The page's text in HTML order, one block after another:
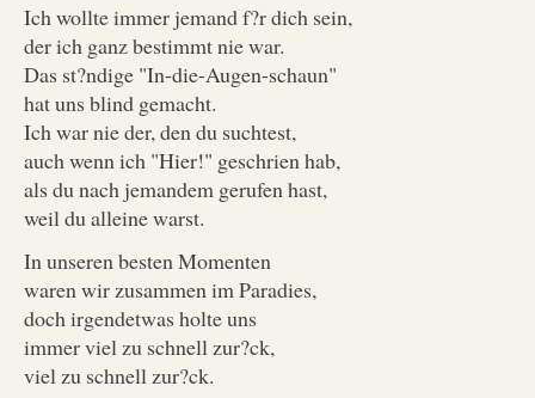
Ich wollte immer jemand f?r dich sein,
der ich ganz bestimmt nie war.
Das st?ndige "In-die-Augen-schaun"
hat uns blind gemacht.
Ich war nie der, den du suchtest,
auch wenn ich "Hier!" geschrien hab,
als du nach jemandem gerufen hast,
weil du alleine warst.
In unseren besten Momenten
waren wir zusammen im Paradies,
doch irgendetwas holte uns
immer viel zu schnell zur?ck,
viel zu schnell zur?ck.